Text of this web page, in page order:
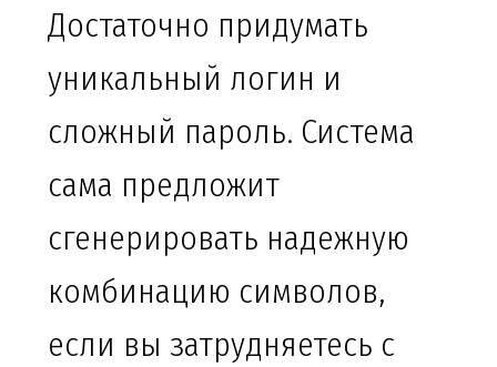
Достаточно придумать
уникальный логин и
сложный пароль. Система
сама предложит
сгенерировать надежную
комбинацию символов,
если вы затрудняетесь с